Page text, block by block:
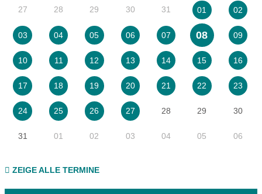
27 28 29 30 31 01 02
03 04 05 06 07 08 09
10 11 12 13 14 15 16
17 18 19 20 21 22 23
24 25 26 27 28 29 30
31 01 02 03 04 05 06
ZEIGE ALLE TERMINE